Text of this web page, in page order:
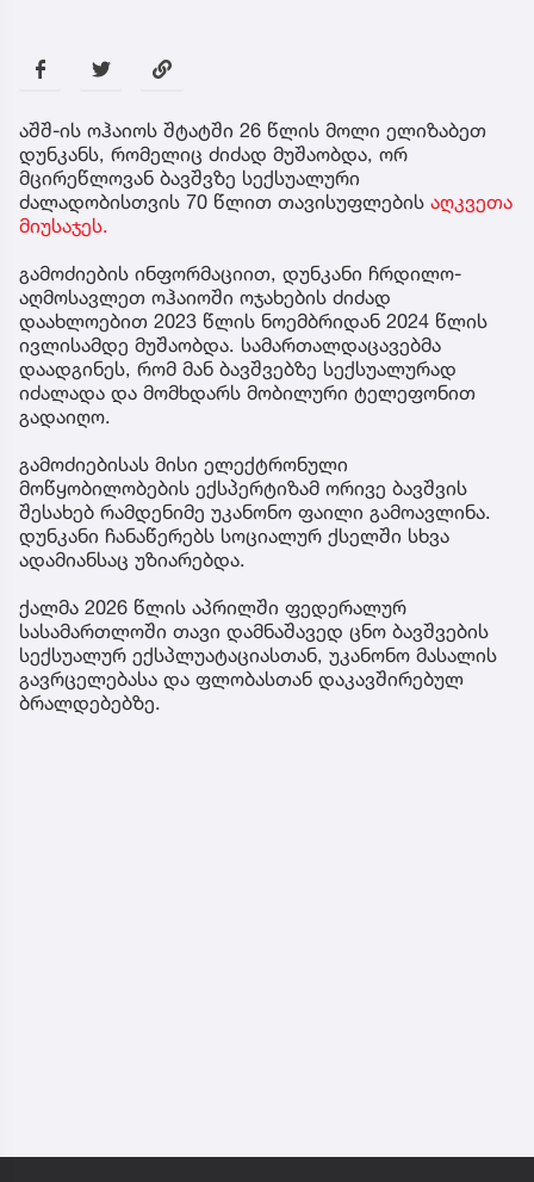
აშშ-ის ოჰაიოს შტატში 26 წლის მოლი ელიზაბეთ
დუნკანს, რომელიც ძიძად მუშაობდა, ორ
მცირეწლოვან ბავშვზე სექსუალური
ძალადობისთვის 70 წლით თავისუფლების აღკვეთა
მიუსაჯეს.
გამოძიების ინფორმაციით, დუნკანი ჩრდილო-
აღმოსავლეთ ოჰაიოში ოჯახების ძიძად
დაახლოებით 2023 წლის ნოემბრიდან 2024 წლის
ივლისამდე მუშაობდა. სამართალდაცავებმა
დაადგინეს, რომ მან ბავშვებზე სექსუალურად
იძალადა და მომხდარს მობილური ტელეფონით
გადაიღო.
გამოძიებისას მისი ელექტრონული
მოწყობილობების ექსპერტიზამ ორივე ბავშვის
შესახებ რამდენიმე უკანონო ფაილი გამოავლინა.
დუნკანი ჩანაწერებს სოციალურ ქსელში სხვა
ადამიანსაც უზიარებდა.
ქალმა 2026 წლის აპრილში ფედერალურ
სასამართლოში თავი დამნაშავედ ცნო ბავშვების
სექსუალურ ექსპლუატაციასთან, უკანონო მასალის
გავრცელებასა და ფლობასთან დაკავშირებულ
ბრალდებებზე.